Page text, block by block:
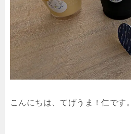
こんにちは、てげうま！仁です。